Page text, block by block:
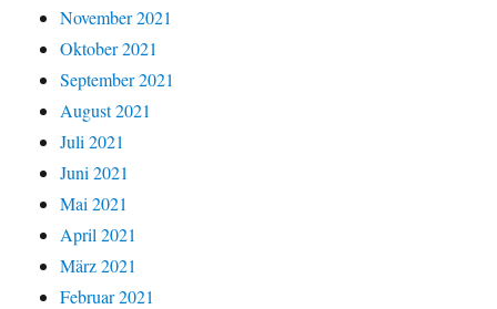
November 2021
Oktober 2021
September 2021
August 2021
Juli 2021
Juni 2021
Mai 2021
April 2021
März 2021
Februar 2021